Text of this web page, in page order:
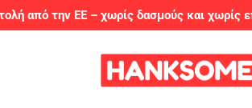
από την ΕΕ – χωρίς δασμούς και χωρίς